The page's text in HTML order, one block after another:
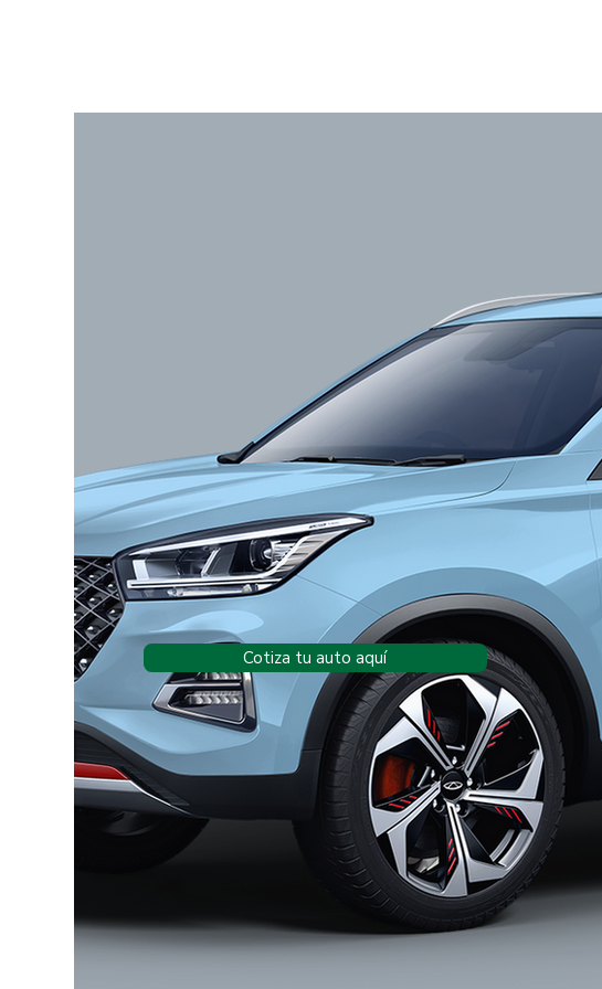
Cotiza tu auto aquí